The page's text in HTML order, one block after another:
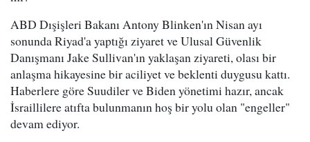
ABD Dışişleri Bakanı Antony Blinken'ın Nisan ayı
sonunda Riyad'a yaptığı ziyaret ve Ulusal Güvenlik
Danışmanı Jake Sullivan'ın yaklaşan ziyareti, olası bir
anlaşma hikayesine bir aciliyet ve beklenti duygusu kattı.
Haberlere göre Suudiler ve Biden yönetimi hazır, ancak
İsraillilere atıfta bulunmanın hoş bir yolu olan "engeller"
devam ediyor.